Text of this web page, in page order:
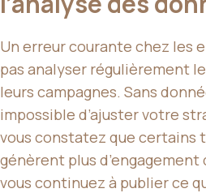
Un erreur courante chez les
pas analyser régulièrement
leurs campagnes. Sans
impossible d’ajuster votre
vous constatez que certains
génèrent plus d’engagement
vous continuez à publier ce